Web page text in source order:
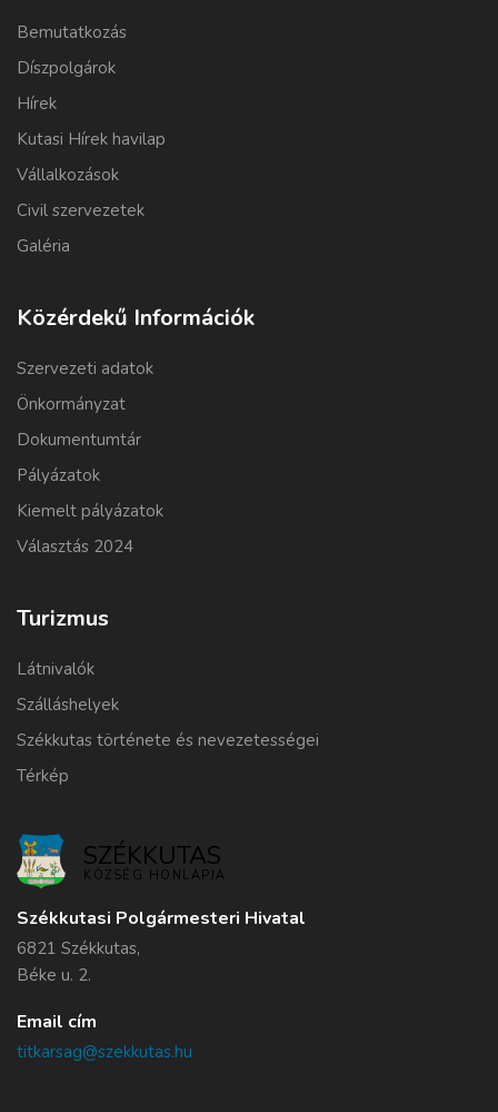
Bemutatkozás
Díszpolgárok
Hírek
Kutasi Hírek havilap
Vállalkozások
Civil szervezetek
Galéria
Közérdekű Információk
Szervezeti adatok
Önkormányzat
Dokumentumtár
Pályázatok
Kiemelt pályázatok
Választás 2024
Turizmus
Látnivalók
Szálláshelyek
Székkutas története és nevezetességei
Térkép
SZÉKKUTAS
KÖZSÉG HONLAPJA
Székkutasi Polgármesteri Hivatal
6821 Székkutas,
Béke u. 2.
Email cím
titkarsag@szekkutas.hu